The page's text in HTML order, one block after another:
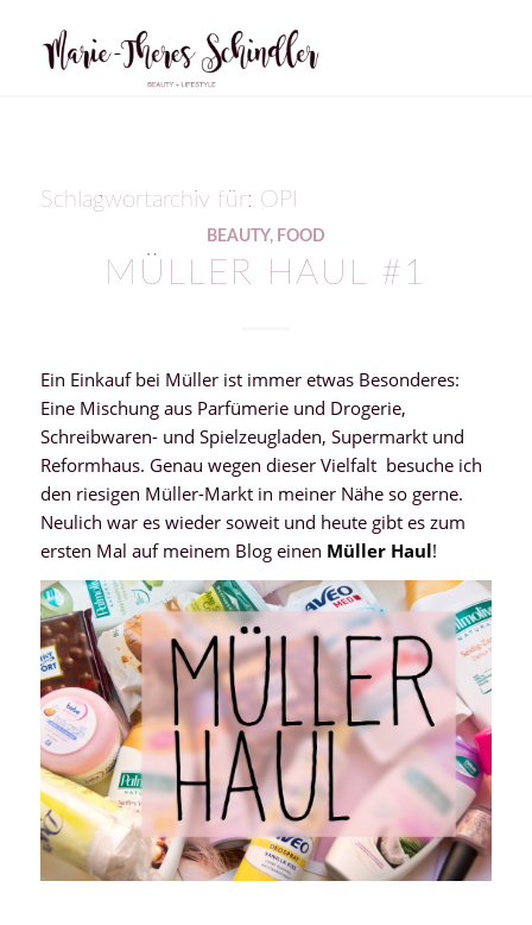
Schlagwortarchiv für: OPI
BEAUTY, FOOD
MÜLLER HAUL #1
Ein Einkauf bei Müller ist immer etwas Besonderes:
Eine Mischung aus Parfümerie und Drogerie,
Schreibwaren- und Spielzeugladen, Supermarkt und
Reformhaus. Genau wegen dieser Vielfalt besuche ich
den riesigen Müller-Markt in meiner Nähe so gerne.
Neulich war es wieder soweit und heute gibt es zum
ersten Mal auf meinem Blog einen Müller Haul!